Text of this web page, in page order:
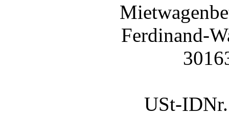
Ferdinand-
USt-